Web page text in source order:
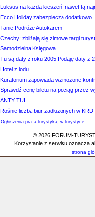
Luksus na każdą kieszeń, nawet tą
Ecco Holiday zabezpiecza dodatkowo
Tanie Podróże Autokarem
Czechy: zbliżają się zimowe targi
Samodzielna Księgowa
Tu są daty z roku 2005!Podaję daty z
Hotel z lodu
Kuratorium zapowiada wzmożone
Sprawdź cenę biletu na pociąg przez
ANTY TUI
Rośnie liczba biur zadłużonych w KRD
Ogłoszenia praca turystyka, w turystyce
© 2026 FORUM-
Korzystanie z serwisu oznacza
strona